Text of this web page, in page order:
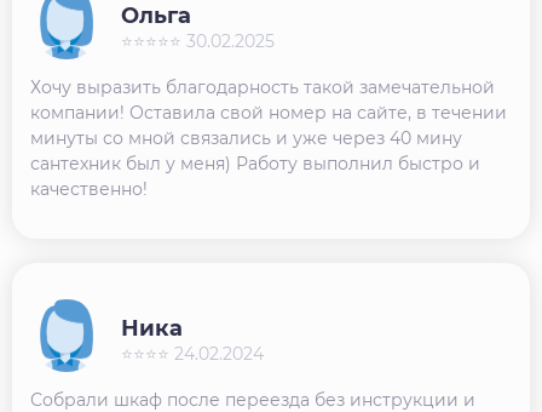
Хочу выразить благодарность такой замечательной
компании! Оставила свой номер на сайте, в течении
минуты со мной связались и уже через 40 мину
сантехник был у меня) Работу выполнил быстро и
качественно!
Ольга
⭐⭐⭐⭐⭐ 30.02.2025
Собрали шкаф после переезда без инструкции и
Ника
⭐⭐⭐⭐ 24.02.2024